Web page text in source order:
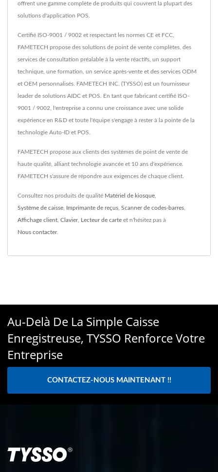
offrent une gamme complète de produits qui couvrent la plupart des
solutions d'application POS.
Certifié ISO-9001 / 9002 et respectant les normes CE et FCC,
FAMETECH propose des solutions de point de vente complètes, des
services de consultation préalable à la vente réactifs, un support
technique, une formation, un service après-vente et des services ODM
et OEM personnalisés. FAMETECH INC. (TYSSO) est un fournisseur
leader de solutions AIDC et POS. En tant que fabricant certifié ISO-
9001 / 9002, l'entreprise a connu une croissance avec une solide
expérience en R&D et toute l'équipe s'engage à rester à la pointe de la
technologie Auto-ID et POS.
FAMETECH propose aux clients des systèmes de point de vente de
haute qualité, alliant technologie avancée et 10 ans d'expérience.
FAMETECH s'assure de répondre aux exigences de chaque client.
Consultez nos produits de qualité Matériel de kiosque
Système de caisse Imprimante de reçus Scanner de codes-barres
Affichage client Clavier, Lecteur de carte et n'hésitez pas à
Nous contacter.
Au-Delà De La Simple Caisse
Enregistreuse, TYSSO Renforce Votre
Entreprise
CONTACTEZ-NOUS MAINTENANT !!